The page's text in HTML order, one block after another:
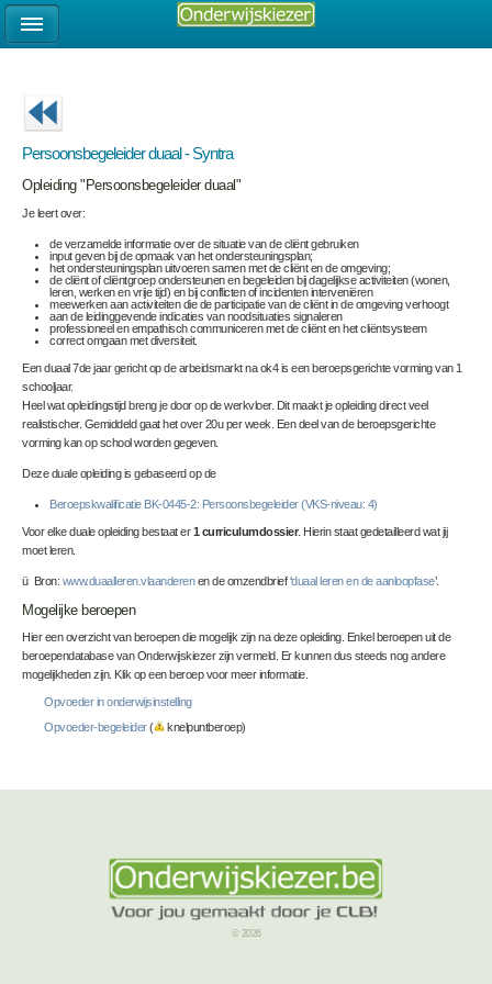
Persoonsbegeleider duaal - Syntra
Opleiding "Persoonsbegeleider duaal"
Je leert over:
de verzamelde informatie over de situatie van de cliënt gebruiken
input geven bij de opmaak van het ondersteuningsplan;
het ondersteuningsplan uitvoeren samen met de cliënt en de omgeving;
de cliënt of cliëntgroep ondersteunen en begeleiden bij dagelijkse activiteiten (wonen,
leren, werken en vrije tijd) en bij conflicten of incidenten interveniëren
meewerken aan activiteiten die de participatie van de cliënt in de omgeving verhoogt
aan de leidinggevende indicaties van noodsituaties signaleren
professioneel en empathisch communiceren met de cliënt en het cliëntsysteem
correct omgaan met diversiteit.
Een duaal 7dejaar gericht op de arbeidsmarkt na ok4 is een beroepsgerichte vorming van 1
schooljaar.
Heel wat opleidingstijd breng je door op de werkvloer. Dit maakt je opleiding direct veel
realistischer. Gemiddeld gaat het over 20u per week. Een deel van de beroepsgerichte
vorming kan op school worden gegeven.
Deze duale opleiding is gebaseerd op de
Beroepskwalificatie BK-0445-2: Persoonsbegeleider (VKS-niveau: 4)
Voor elke duale opleiding bestaat er1 curriculumdossier. Hierin staat gedetailleerd wat jij
moet leren.
ü Bron: www.duaalleren.vlaanderenen de omzendbrief ‘duaal leren en de aanloopfase’.
Mogelijke beroepen
Hier een overzicht van beroepen die mogelijk zijn na deze opleiding. Enkel beroepen uit de
beroependatabase van Onderwijskiezer zijn vermeld. Er kunnen dus steeds nog andere
mogelijkheden zijn. Klik op een beroep voor meer informatie.
Opvoeder in onderwijsinstelling
Opvoeder-begeleider( knelpuntberoep)
© 2026